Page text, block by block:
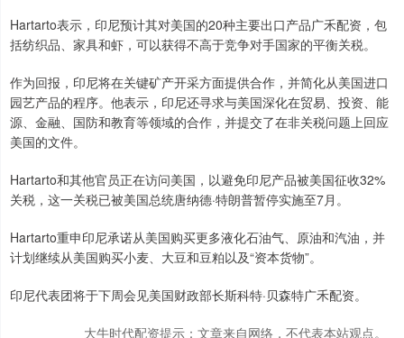
Hartarto表示，印尼预计其对美国的20种主要出口产品广禾配资，包
括纺织品、家具和虾，可以获得不高于竞争对手国家的平衡关税。
作为回报，印尼将在关键矿产开采方面提供合作，并简化从美国进口
园艺产品的程序。他表示，印尼还寻求与美国深化在贸易、投资、能
源、金融、国防和教育等领域的合作，并提交了在非关税问题上回应
美国的文件。
Hartarto和其他官员正在访问美国，以避免印尼产品被美国征收32%
关税，这一关税已被美国总统唐纳德·特朗普暂停实施至7月。
Hartarto重申印尼承诺从美国购买更多液化石油气、原油和汽油，并
计划继续从美国购买小麦、大豆和豆粕以及“资本货物”。
印尼代表团将于下周会见美国财政部长斯科特·贝森特广禾配资。
大牛时代配资提示：文章来自网络，不代表本站观点。